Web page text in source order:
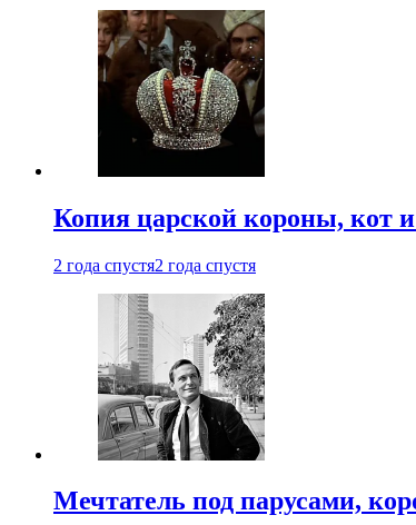
Копия царской короны, кот
2 года спустя2 года спустя
Мечтатель под парусами,